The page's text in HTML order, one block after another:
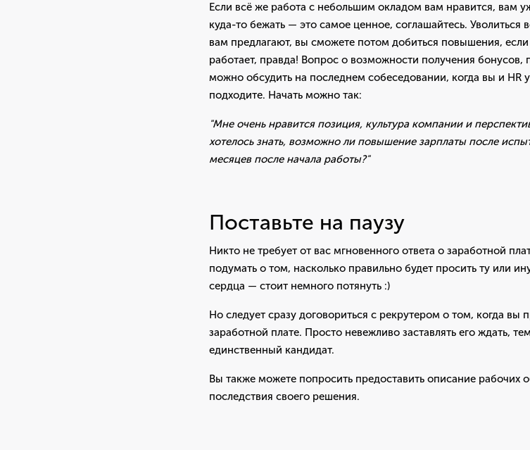
Если всё же работа с небольшим окладом вам нравится, вам
куда-то бежать — это самое ценное, соглашайтесь. Уволиться
вам предлагают, вы сможете потом добиться повышения,
работает, правда! Вопрос о возможности получения
можно обсудить на последнем собеседовании, когда вы и HR
подходите. Начать можно так:
"Мне очень нравится позиция, культура компании и
хотелось знать, возможно ли повышение зарплаты после
месяцев после начала работы?"
Поставьте на паузу
Никто не требует от вас мгновенного ответа о заработной
подумать о том, насколько правильно будет просить ту или
сердца — стоит немного потянуть :)
Но следует сразу договориться с рекрутером о том, когда
заработной плате. Просто невежливо заставлять его ждать,
единственный кандидат.
Вы также можете попросить предоставить описание рабочих
последствия своего решения.